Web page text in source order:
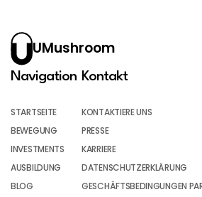
UMushroom
Navigation
STARTSEITE
BEWEGUNG
INVESTMENTS
AUSBILDUNG
BLOG
Kontakt
KONTAKTIERE UNS
PRESSE
KARRIERE
DATENSCHUTZERKLÄRUNG
GESCHÄFTSBEDINGUNGEN